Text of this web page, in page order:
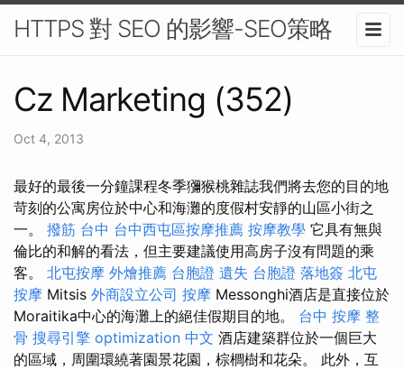
HTTPS 對 SEO 的影響-SEO策略
Cz Marketing (352)
Oct 4, 2013
最好的最後一分鐘課程冬季獼猴桃雜誌我們將去您的目的地
苛刻的公寓房位於中心和海灘的度假村安靜的山區小街之
一。 撥筋 台中 台中西屯區按摩推薦 按摩教學 它具有無與
倫比的和解的看法，但主要建議使用高房子沒有問題的乘
客。 北屯按摩 外燴推薦 台胞證 遺失 台胞證 落地簽 北屯
按摩 Mitsis 外商設立公司 按摩 Messonghi酒店是直接位於
Moraitika中心的海灘上的絕佳假期目的地。 台中 按摩 整
骨 搜尋引擎 optimization 中文 酒店建築群位於一個巨大
的區域，周圍環繞著園景花園，棕櫚樹和花朵。 此外，互